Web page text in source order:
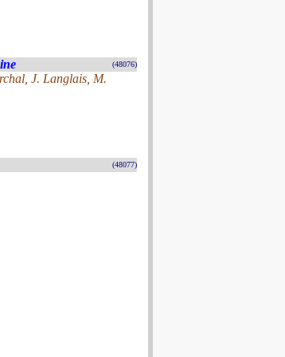
(48076)
J. Langlais, M.
(48077)